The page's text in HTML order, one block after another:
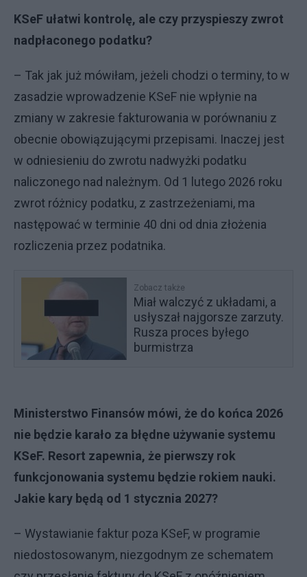
KSeF ułatwi kontrolę, ale czy przyspieszy zwrot
nadpłaconego podatku?
– Tak jak już mówiłam, jeżeli chodzi o terminy, to w
zasadzie wprowadzenie KSeF nie wpłynie na
zmiany w zakresie fakturowania w porównaniu z
obecnie obowiązującymi przepisami. Inaczej jest
w odniesieniu do zwrotu nadwyżki podatku
naliczonego nad należnym. Od 1 lutego 2026 roku
zwrot różnicy podatku, z zastrzeżeniami, ma
następować w terminie 40 dni od dnia złożenia
rozliczenia przez podatnika.
Zobacz także
Miał walczyć z układami, a
usłyszał najgorsze zarzuty.
Rusza proces byłego
burmistrza
Ministerstwo Finansów mówi, że do końca 2026
nie będzie karało za błędne używanie systemu
KSeF. Resort zapewnia, że pierwszy rok
funkcjonowania systemu będzie rokiem nauki.
Jakie kary będą od 1 stycznia 2027?
– Wystawianie faktur poza KSeF, w programie
niedostosowanym, niezgodnym ze schematem